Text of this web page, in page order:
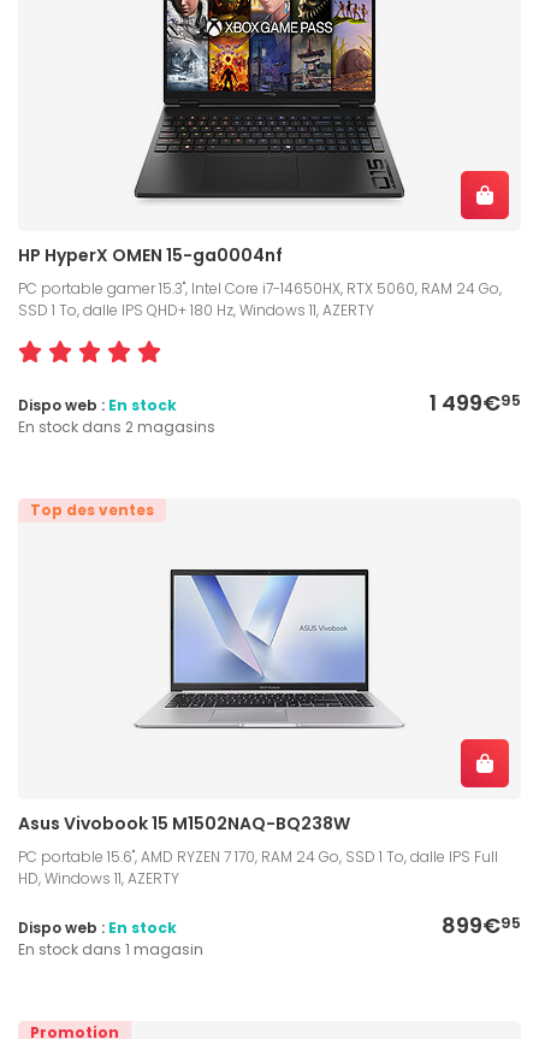
HP HyperX OMEN 15-ga0004nf
PC portable gamer 15.3", Intel Core i7-14650HX, RTX 5060, RAM 24 Go,
SSD 1 To, dalle IPS QHD+ 180 Hz, Windows 11, AZERTY
1 499€95
Dispo web : En stock
En stock dans 2 magasins
Top des ventes
Asus Vivobook 15 M1502NAQ-BQ238W
PC portable 15.6", AMD RYZEN 7 170, RAM 24 Go, SSD 1 To, dalle IPS Full
HD, Windows 11, AZERTY
899€95
Dispo web : En stock
En stock dans 1 magasin
Promotion